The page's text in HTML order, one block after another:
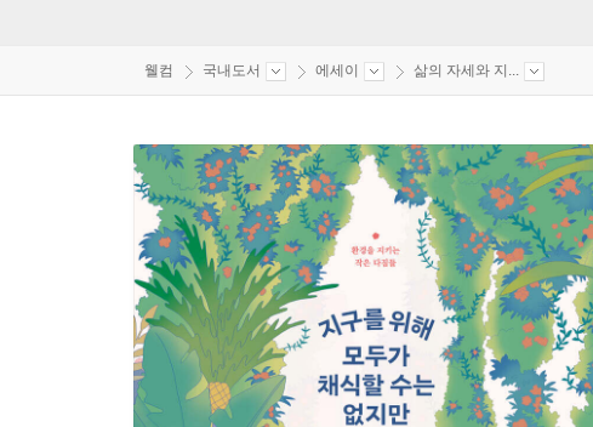
웰컴 국내도서 에세이 삶의 자세와 지...